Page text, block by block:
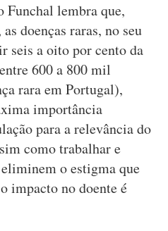
lembra que,
doenças raras, no seu
seis a oito por cento da
600 a 800 mil
rara em Portugal),
importância
para a relevância do
como trabalhar e
o estigma que
impacto no doente é